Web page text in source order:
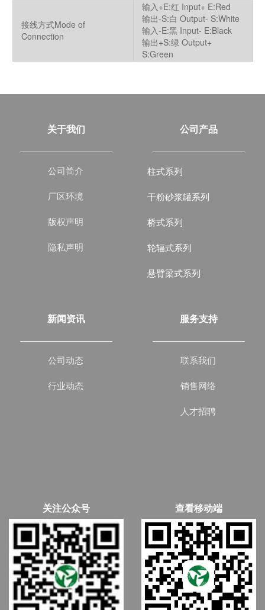
接线方式Mode of
Connection
输入+E:红 Input+ E:Red
输出-S:白 Output- S:White
输入-E:黑 Input- E:Black
输出+S:绿 Output+
S:Green
关于我们
公司简介
厂区环境
版权声明
隐私声明
公司产品
柱式系列
干粉砂浆罐系列
桥式系列
轮辐式系列
悬臂梁式系列
新闻资讯
公司动态
行业动态
服务支持
联系我们
销售网络
人才招聘
关注公众号 查看移动端